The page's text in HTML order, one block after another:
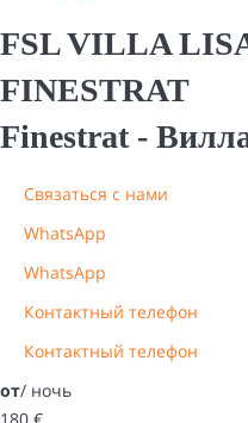
FSL VILLA
FINESTRAT
Finestrat -
Связаться с нами
WhatsApp
WhatsApp
Контактный телефон
Контактный телефон
от/ ночь